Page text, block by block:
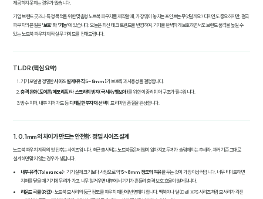
제공하지 못하는 경우가 많습니다.
기업 브랜드 굿즈나 특정 목적을 위한 맞춤형 노트북 파우치를 제작할 때, 가장 많이 놓치는 포인트는 무엇일까요? 디자인도 중요하지만, 결국
파우치의 본질은'보호'와 '기능'에 있습니다. 오늘은 최신 테크 트렌드를 반영하여, 기기를 완벽하게 보호하면서도 브랜드 품격을 높일 수
있는 노트북 파우치 제작 실무 가이드를 전해드립니다.
TL;DR (핵심 요약)
기기 모델별 정밀한사이즈 설계(유격 5~8mm)가 보호력과 사용성을 결정합니다.
충격 완화(토이론/메모리폼)와 스크래치 방지(극세사/벨보아)를 위한 이중 레이어 구조가 필수입니다.
방수 지퍼, 내부 지퍼 가드 등 디테일한 부자재 선택이 프리미엄 품질을 완성합니다.
1. 0.1mm의 차이가 만드는 안전함: 정밀 사이즈 설계
노트북 파우치 제작의 첫 단추는 사이즈입니다. 최근 출시되는 노트북들은 베젤이 얇아지고 두께가 슬림해지는 추세라, 과거 기준 그대로
설계하면 맞지 않는 경우가 생깁니다.
내부 유격(Tolerance): 기기 실제 크기보다 사방으로 약5~8mm 정도의 여유를 두는 것이 가장 이상적입니다. 너무 타이트하면
지퍼를 닫을 때 기기에 무리가 가고, 너무 헐거우면 내부에서 기기가 흔들려 충격 보호 효율이 떨어집니다.
라운드 곡률(R값): 노트북 모서리의 둥근 정도를 파우치 패턴에 반영해야 합니다. 맥북이나 델(Dell) XPS 시리즈처럼 모서리가 각진